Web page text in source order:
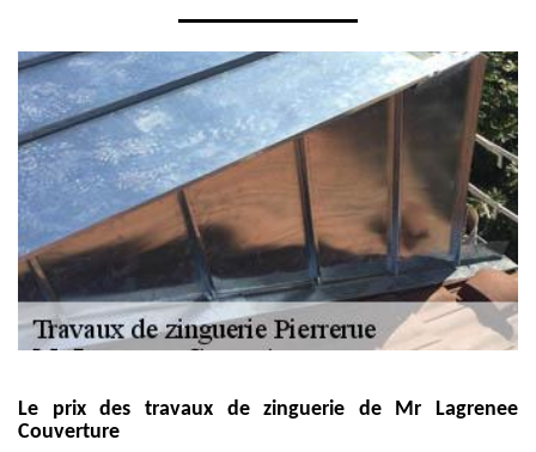
Le prix des travaux de zinguerie de Mr Lagrenee
Couverture